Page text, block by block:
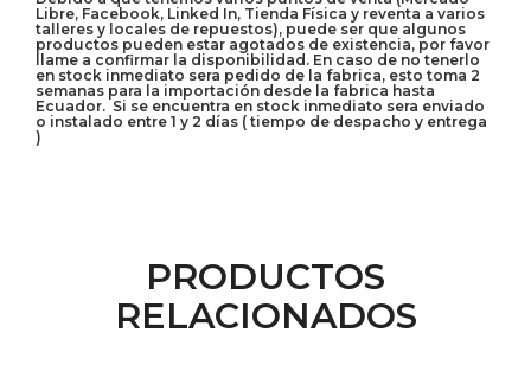
Libre, Facebook, Linked In, Tienda Física y reventa a varios
talleres y locales de repuestos), puede ser que algunos
productos pueden estar agotados de existencia, por favor
llame a confirmar la disponibilidad. En caso de no tenerlo
en stock inmediato sera pedido de la fabrica, esto toma 2
semanas para la importación desde la fabrica hasta
Ecuador. Si se encuentra en stock inmediato sera enviado
o instalado entre 1 y 2 días ( tiempo de despacho y entrega
)
PRODUCTOS
RELACIONADOS